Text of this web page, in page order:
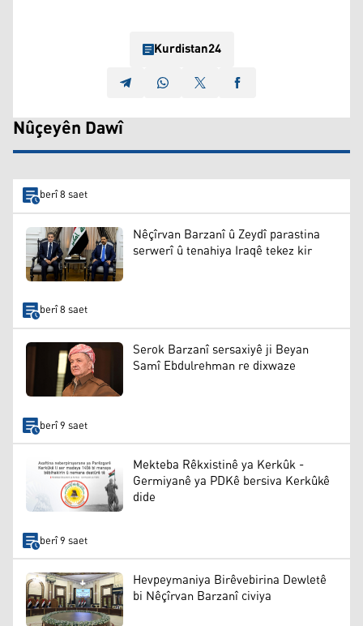
Kurdistan24
Nûçeyên Dawî
berî 8 saet
Nêçîrvan Barzanî û Zeydî parastina
serwerî û tenahiya Iraqê tekez kir
berî 8 saet
Serok Barzanî sersaxiyê ji Beyan
Samî Ebdulrehman re dixwaze
berî 9 saet
Mekteba Rêkxistinê ya Kerkûk -
Germiyanê ya PDKê bersiva Kerkûkê
dide
berî 9 saet
Hevpeymaniya Birêvebirina Dewletê
bi Nêçîrvan Barzanî civiya